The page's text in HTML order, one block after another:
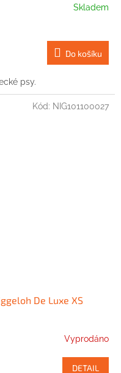
Skladem
Do košíku
psy.
De Luxe XS
Vyprodáno
DETAIL
Kód: NIG101100027